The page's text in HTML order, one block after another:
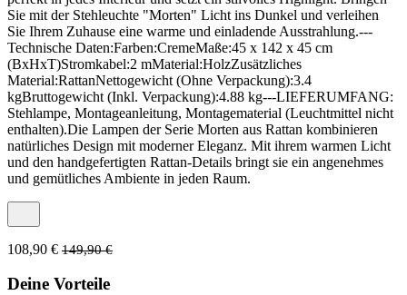
Sie mit der Stehleuchte "Morten" Licht ins Dunkel und verleihen
Sie Ihrem Zuhause eine warme und einladende Ausstrahlung.---
Technische Daten:Farben:CremeMaße:45 x 142 x 45 cm
(BxHxT)Stromkabel:2 mMaterial:HolzZusätzliches
Material:RattanNettogewicht (Ohne Verpackung):3.4
kgBruttogewicht (Inkl. Verpackung):4.88 kg---LIEFERUMFANG:
Stehlampe, Montageanleitung, Montagematerial (Leuchtmittel nicht
enthalten).Die Lampen der Serie Morten aus Rattan kombinieren
natürliches Design mit moderner Eleganz. Mit ihrem warmen Licht
und den handgefertigten Rattan-Details bringt sie ein angenehmes
und gemütliches Ambiente in jeden Raum.
108,90 € 149,90 €
Deine Vorteile